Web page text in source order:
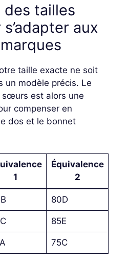
des tailles
aux
taille exacte ne soit
un modèle précis. Le
est alors une
compenser en
dos et le bonnet
1
Équivalence
2
80D
85E
75C